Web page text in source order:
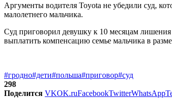
Аргументы водителя Toyota не убедили суд,
малолетнего мальчика.
Суд приговорил девушку к 10 месяцам лишения
выплатить компенсацию семье мальчика в
#гродно#дети#польша#приговор#суд
298
Поделится VKOK.ruFacebookTwitterWhatsApp